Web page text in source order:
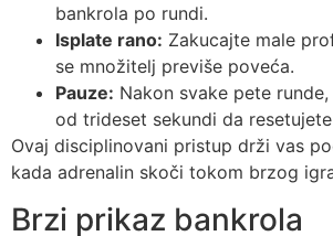
bankrola po rundi.
Isplate rano: Zakucajte male
se množitelj previše poveća.
Pauze: Nakon svake pete
od trideset sekundi da
Ovaj disciplinovani pristup drži vas
kada adrenalin skoči tokom brzog
Brzi prikaz bankrola